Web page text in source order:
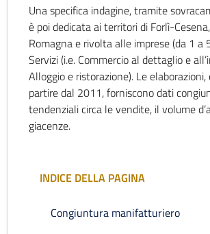
Una specifica indagine, tramite
è poi dedicata ai territori di Forlì-
Romagna e rivolta alle imprese (da 1 a
Servizi (i.e. Commercio al dettaglio e
Alloggio e ristorazione). Le elaborazioni,
partire dal 2011, forniscono dati
tendenziali circa le vendite, il volume
giacenze.
INDICE DELLA PAGINA
Congiuntura manifatturiero